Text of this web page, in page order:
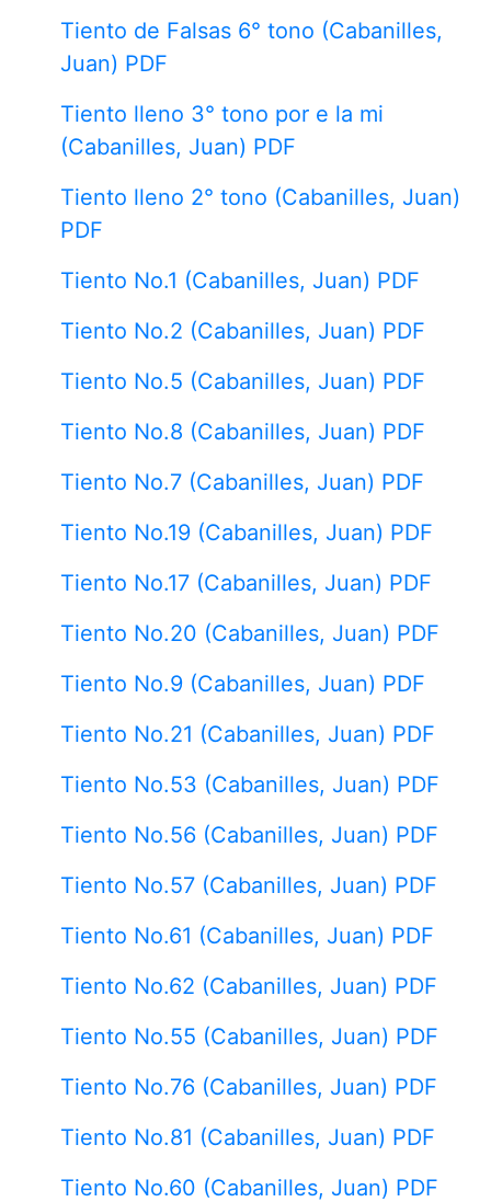
Tiento de Falsas 6° tono (Cabanilles,
Juan) PDF
Tiento lleno 3° tono por e la mi
(Cabanilles, Juan) PDF
Tiento lleno 2° tono (Cabanilles, Juan)
PDF
Tiento No.1 (Cabanilles, Juan) PDF
Tiento No.2 (Cabanilles, Juan) PDF
Tiento No.5 (Cabanilles, Juan) PDF
Tiento No.8 (Cabanilles, Juan) PDF
Tiento No.7 (Cabanilles, Juan) PDF
Tiento No.19 (Cabanilles, Juan) PDF
Tiento No.17 (Cabanilles, Juan) PDF
Tiento No.20 (Cabanilles, Juan) PDF
Tiento No.9 (Cabanilles, Juan) PDF
Tiento No.21 (Cabanilles, Juan) PDF
Tiento No.53 (Cabanilles, Juan) PDF
Tiento No.56 (Cabanilles, Juan) PDF
Tiento No.57 (Cabanilles, Juan) PDF
Tiento No.61 (Cabanilles, Juan) PDF
Tiento No.62 (Cabanilles, Juan) PDF
Tiento No.55 (Cabanilles, Juan) PDF
Tiento No.76 (Cabanilles, Juan) PDF
Tiento No.81 (Cabanilles, Juan) PDF
Tiento No.60 (Cabanilles, Juan) PDF